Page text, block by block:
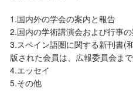
1.国内外の学会の案内と報告
2.国内の学術講演会および行事
3.スペイン語圏に関する新刊書
版された会員は、広報委員会ま
4.エッセイ
5.その他